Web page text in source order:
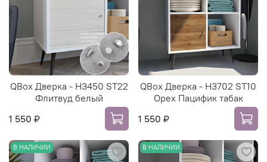
QBox Дверка - H3450 ST22
Флитвуд белый
1 550 ₽
QBox Дверка - H3702 ST10
Орех Пацифик табак
1 550 ₽
В НАЛИЧИИ В НАЛИЧИИ